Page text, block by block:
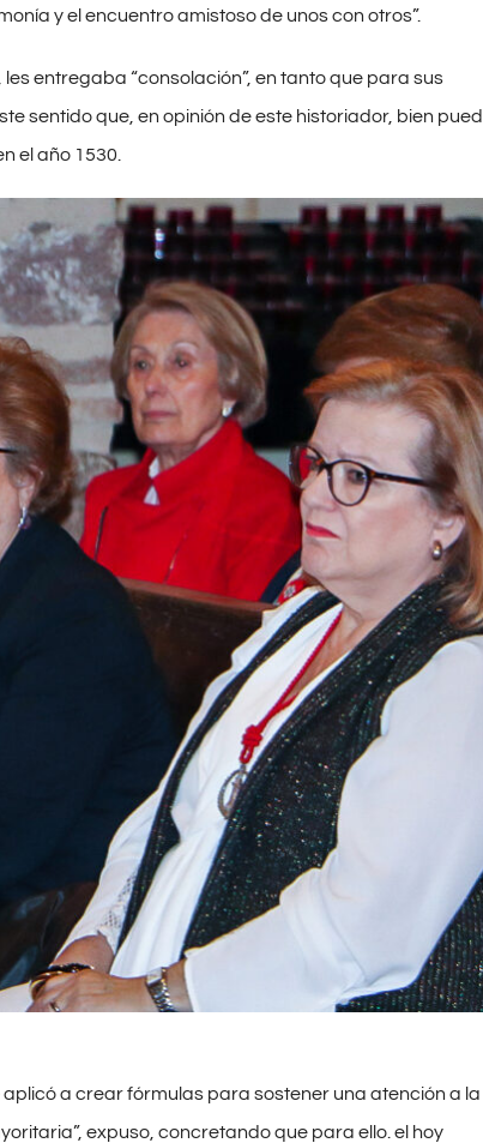
y el encuentro amistoso de unos con otros”.
entregaba “consolación”, en tanto que para sus
sentido que, en opinión de este historiador, bien
el año 1530.
a crear fórmulas para sostener una atención a la
expuso, concretando que para ello. el hoy